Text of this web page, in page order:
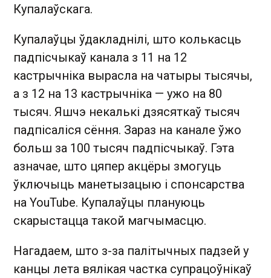
Купалаўскага.
Купалаўцы ўдакладнілі, што колькасць
падпісчыкаў канала з 11 на 12
кастрычніка вырасла на чатыры тысячы,
а з 12 на 13 кастрычніка — ужо на 80
тысяч. Яшчэ некалькі дзясяткаў тысяч
падпісаліся сёння. Зараз на канале ўжо
больш за 100 тысяч падпісчыкаў. Гэта
азначае, што цяпер акцёры змогуць
ўключыць манетызацыю і спонсарства
на YouTube. Купалаўцы плануюць
скарыстацца такой магчымасцю.
Нагадаем, што з-за палітычных падзей у
канцы лета вялікая частка супрацоўнікаў